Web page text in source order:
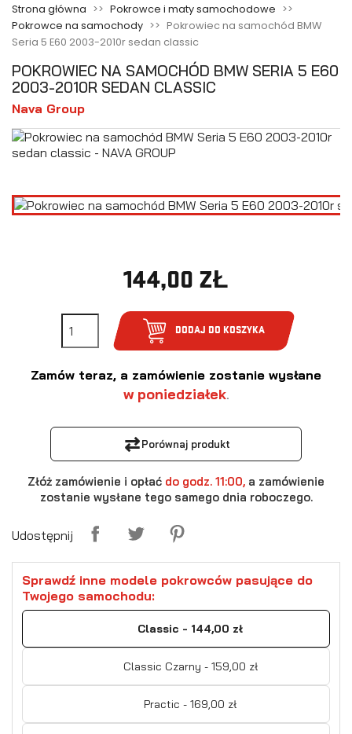
Strona główna
Pokrowce i maty samochodowe
Pokrowce na samochody
Pokrowiec na samochód BMW
Seria 5 E60 2003-2010r sedan classic
POKROWIEC NA SAMOCHÓD BMW SERIA 5 E60
2003-2010R SEDAN CLASSIC
Nava Group
144,00 ZŁ
DODAJ DO KOSZYKA
Zamów teraz, a zamówienie zostanie wysłane
w poniedziałek.
⇄ Porównaj produkt
Złóż zamówienie i opłać do godz. 11:00, a zamówienie
zostanie wysłane tego samego dnia roboczego.
Udostępnij
Sprawdź inne modele pokrowców pasujące do
Twojego samochodu:
Classic - 144,00 zł
Classic Czarny - 159,00 zł
Practic - 169,00 zł